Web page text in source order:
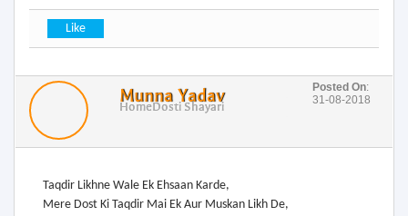
Munna Yadav
HomeDosti Shayari
Posted On:
31-08-2018
Taqdir Likhne Wale Ek Ehsaan Karde,
Mere Dost Ki Taqdir Mai Ek Aur Muskan Likh De,